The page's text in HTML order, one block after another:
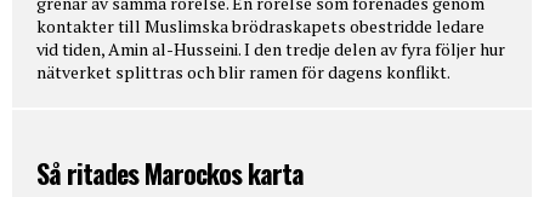
kontakter till Muslimska brödraskapets obestridde ledare
vid tiden, Amin al-Husseini. I den tredje delen av fyra följer hur
nätverket splittras och blir ramen för dagens konflikt.
Så ritades Marockos karta